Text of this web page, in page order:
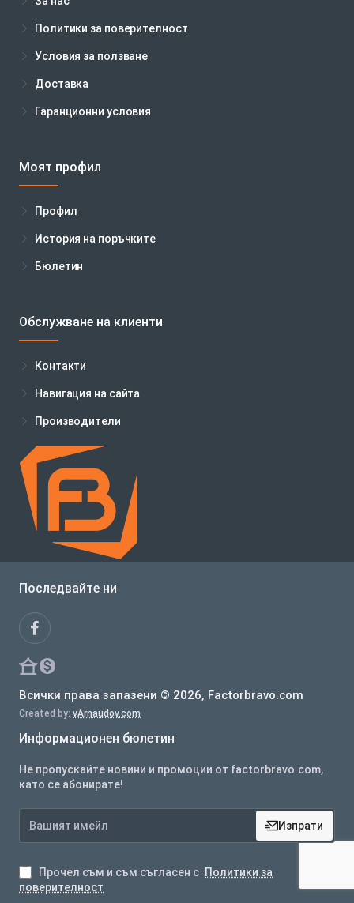
Политики за поверителност
Условия за ползване
Доставка
Гаранционни условия
Моят профил
Профил
История на поръчките
Бюлетин
Обслужване на клиенти
Контакти
Навигация на сайта
Производители
Последвайте ни
Всички права запазени © 2026, Factorbravo.com
Created by: vArnaudov.com
Информационен бюлетин
Не пропускайте новини и промоции от factorbravo.com,
като се абонирате!
Вашият
имейл
Изпрати
Прочел съм и съм съгласен с Политики за
поверителност